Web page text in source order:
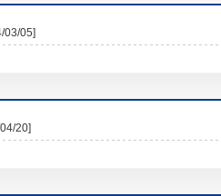
03/05]
20]